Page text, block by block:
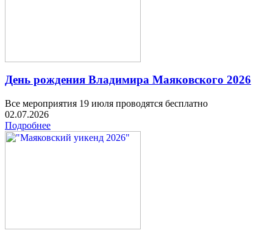
День рождения Владимира Маяковского 2026
Все мероприятия 19 июля проводятся бесплатно
02.07.2026
Подробнее